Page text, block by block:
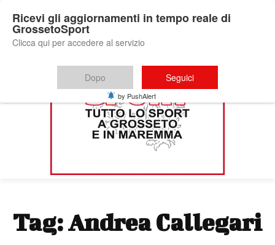
Tag:Andrea Callegari
Ricevi gli aggiornamenti in tempo reale di
GrossetoSport
Clicca qui per accedere al servizio
Dopo Seguici
by PushAlert